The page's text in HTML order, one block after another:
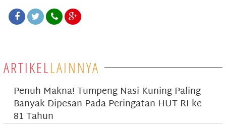
ARTIKELLAINNYA
Penuh Makna! Tumpeng Nasi Kuning Paling
Banyak Dipesan Pada Peringatan HUT RI ke
81 Tahun